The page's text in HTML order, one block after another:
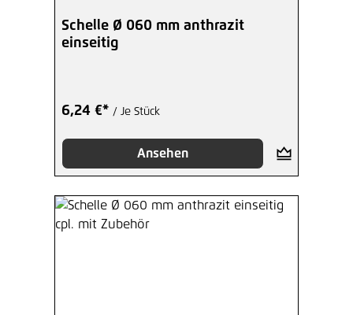
Schelle Ø 060 mm anthrazit
einseitig
6,24 €* / Je Stück
Ansehen